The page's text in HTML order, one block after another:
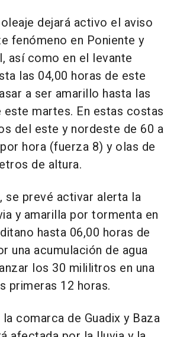
dejará activo el aviso
fenómeno en Poniente y
así como en el levante
las 04,00 horas de este
a ser amarillo hasta las
este martes. En estas costas
del este y nordeste de 60 a
hora (fuerza 8) y olas de
de altura.
se prevé activar alerta la
y amarilla por tormenta en
hasta 06,00 horas de
una acumulación de agua
los 30 mililitros en una
primeras 12 horas.
la comarca de Guadix y Baza